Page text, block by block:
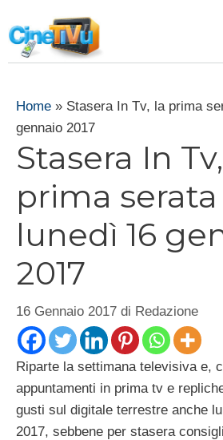
al
contenuto
Home » Stasera In Tv, la prima
gennaio 2017
Stasera In
prima
lunedì 16
2017
16 Gennaio 2017 di Redazione
Riparte la settimana televisiva e,
appuntamenti in prima tv e
gusti sul digitale terrestre anche
2017, sebbene per stasera